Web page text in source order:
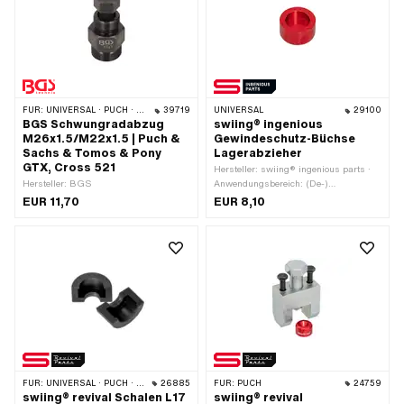
FÜR: UNIVERSAL · PUCH · SACHS 39719
BGS Schwungradabzug
M26x1.5/M22x1.5 | Puch &
Sachs & Tomos & Pony
GTX, Cross 521
Hersteller: BGS
EUR 11,70
UNIVERSAL 29100
swiing® ingenious
Gewindeschutz-Büchse
Lagerabzieher
Hersteller: swiing® ingenious parts ·
Anwendungsbereich: (De-)
Montagewerkzeug · Material:
EUR 8,10
FÜR: UNIVERSAL · PUCH · SACHS 26885
swiing® revival Schalen L17
FÜR: PUCH 24759
swiing® revival